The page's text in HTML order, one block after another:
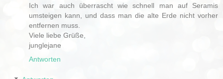
Ich war auch überrascht wie schnell man auf Seramis
umsteigen kann, und dass man die alte Erde nicht vorher
entfernen muss.
Viele liebe Grüße,
junglejane
Antworten